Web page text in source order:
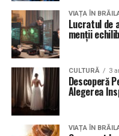
VIAȚA ÎN
Lucratul de
menții
CULTURĂ 3
Descoperă
Alegerea
VIAȚA ÎN